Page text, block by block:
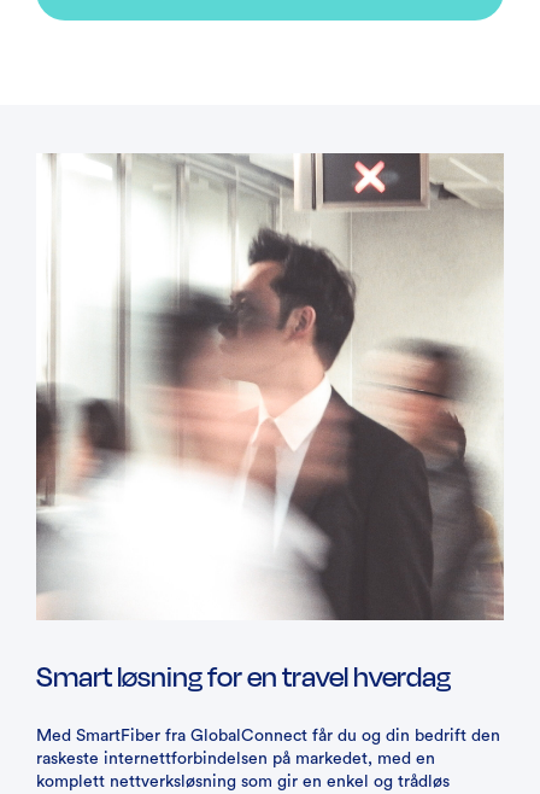
Smart løsning for en travel hverdag
Med SmartFiber fra GlobalConnect får du og din bedrift den
raskeste internettforbindelsen på markedet, med en
komplett nettverksløsning som gir en enkel og trådløs